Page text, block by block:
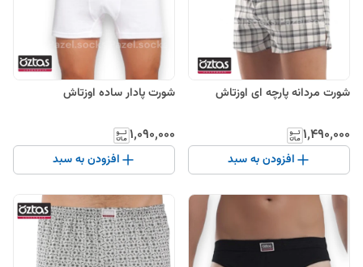
شورت مردانه پارچه ای اوزتاش
۱٬۴۹۰٬۰۰۰
افزودن به سبد
شورت پادار ساده اوزتاش
۱٬۰۹۰٬۰۰۰
افزودن به سبد